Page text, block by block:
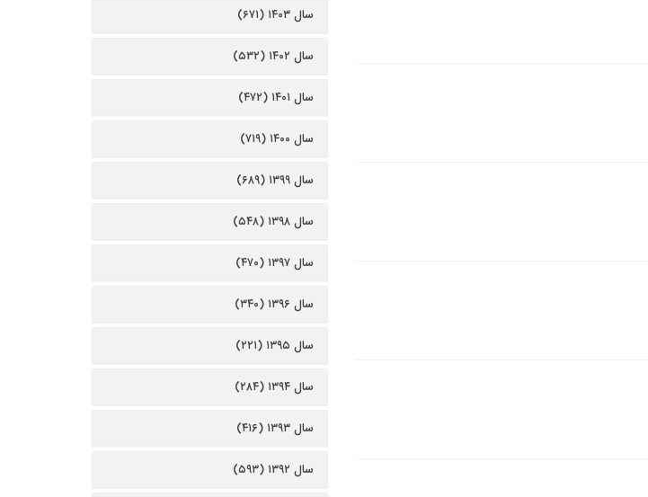
سال ۱۴۰۳ (۶۷۱)
سال ۱۴۰۲ (۵۳۲)
سال ۱۴۰۱ (۴۷۲)
سال ۱۴۰۰ (۷۱۹)
سال ۱۳۹۹ (۶۸۹)
سال ۱۳۹۸ (۵۴۸)
سال ۱۳۹۷ (۴۷۰)
سال ۱۳۹۶ (۳۴۰)
سال ۱۳۹۵ (۲۲۱)
سال ۱۳۹۴ (۲۸۴)
سال ۱۳۹۳ (۴۱۶)
سال ۱۳۹۲ (۵۹۳)